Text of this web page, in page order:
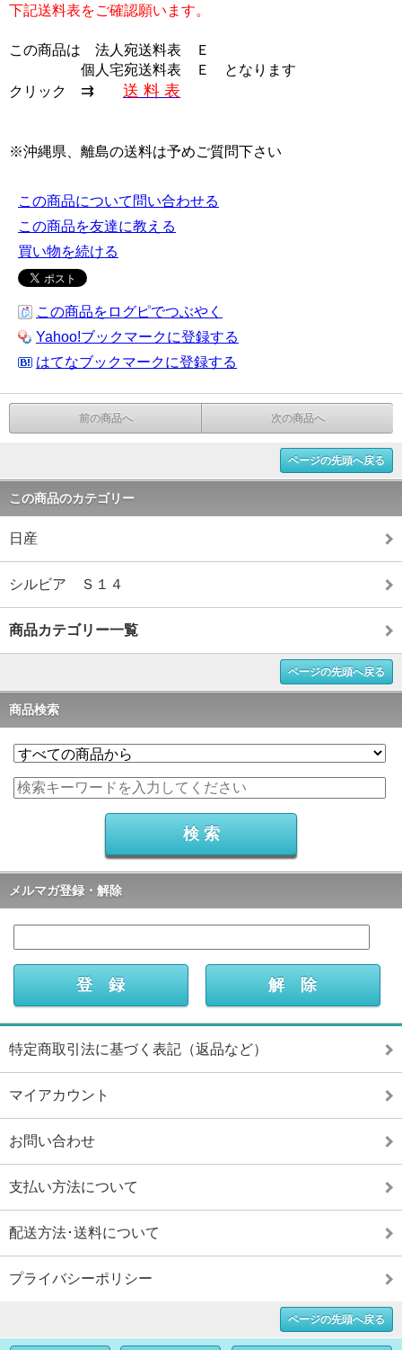
下記送料表をご確認願います。
この商品は 法人宛送料表 Ｅ
個人宅宛送料表 Ｅ
となります
クリック ⇉ 送 料 表
※沖縄県、離島の送料は予めご質問下さい
この商品について問い合わせる
この商品を友達に教える
買い物を続ける
この商品をログピでつぶやく
Yahoo!ブックマークに登録する
はてなブックマークに登録する
前の商品へ 次の商品へ
ページの先頭へ戻る
この商品のカテゴリー
日産
シルビア Ｓ１４
商品カテゴリー一覧
ページの先頭へ戻る
商品検索
メルマガ登録・解除
特定商取引法に基づく表記（返品など）
マイアカウント
お問い合わせ
支払い方法について
配送方法･送料について
プライバシーポリシー
ページの先頭へ戻る